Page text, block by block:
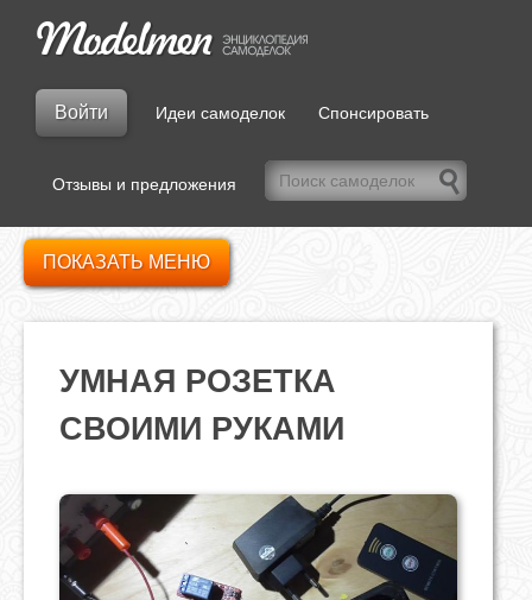
Войти Идеи самоделок Спонсировать
Отзывы и предложения
УМНАЯ РОЗЕТКА
СВОИМИ РУКАМИ
ПОКАЗАТЬ МЕНЮ